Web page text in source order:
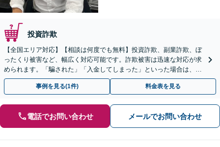
投資詐欺
【全国エリア対応】【相談は何度でも無料】投資詐欺、副業詐欺、ぼ
ったくり被害など、幅広く対応可能です。詐欺被害は迅速な対応が求
められます。「騙された」「入金してしまった」といった場合は、お
早めにご相談ください。【電話・メール・WEB相談可】
事例を見る(1件) 料金表を見る
電話でお問い合わせ メールでお問い合わせ